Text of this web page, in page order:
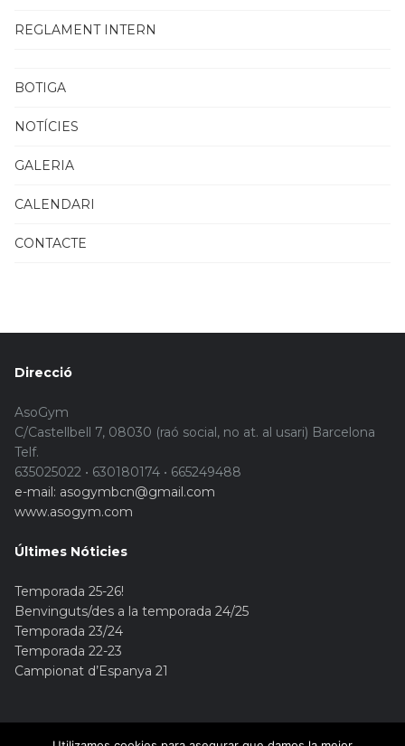
REGLAMENT INTERN
BOTIGA
NOTÍCIES
GALERIA
CALENDARI
CONTACTE
Direcció
AsoGym
C/Castellbell 7, 08030 (raó social, no at. al usari) Barcelona
Telf.
635025022 • 630180174 • 665249488
e-mail: asogymbcn@gmail.com
www.asogym.com
Últimes Nóticies
Temporada 25-26!
Benvinguts/des a la temporada 24/25
Temporada 23/24
Temporada 22-23
Campionat d’Espanya 21